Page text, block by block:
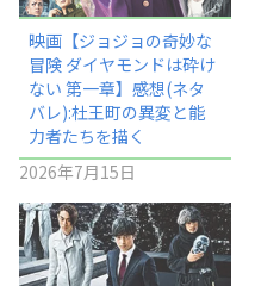
映画【ジョジョの奇妙な
冒険 ダイヤモンドは砕け
ない 第一章】感想(ネタ
バレ):杜王町の異変と能
力者たちを描く
2026年7月15日